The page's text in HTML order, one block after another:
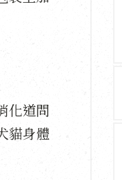
化道問
貓身體